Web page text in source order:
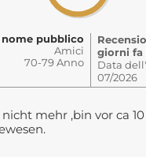
nome pubblico
Amici
70-79 Anno
giorni fa
Data
07/2026
mehr ,bin vor ca